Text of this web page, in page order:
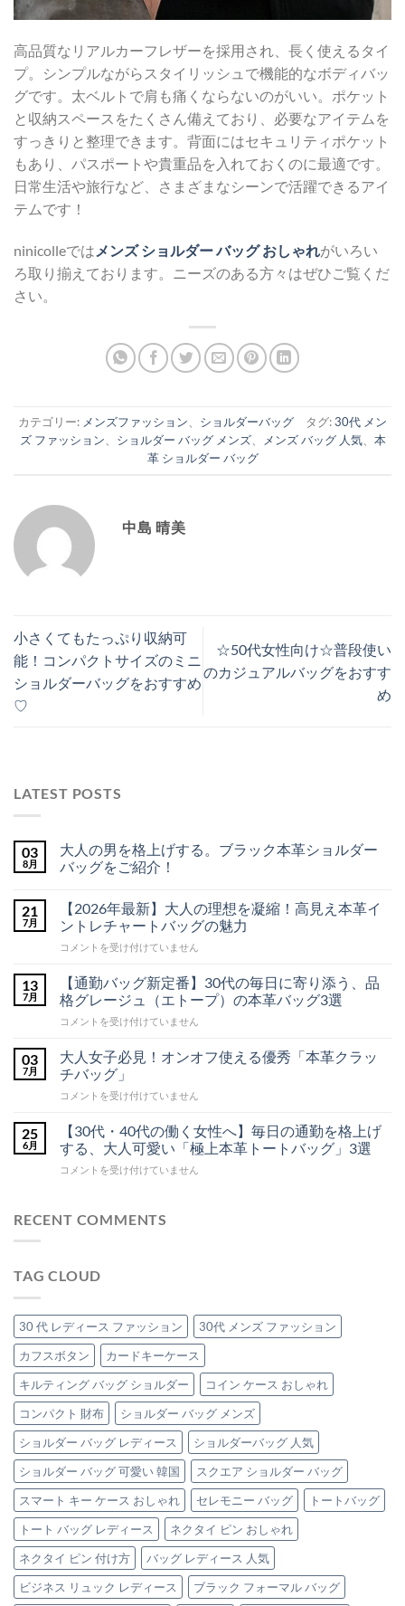
高品質なリアルカーフレザーを採用され、長く使えるタイ
プ。シンプルながらスタイリッシュで機能的なボディバッ
グです。太ベルトで肩も痛くならないのがいい。ポケット
と収納スペースをたくさん備えており、必要なアイテムを
すっきりと整理できます。背面にはセキュリティポケット
もあり、パスポートや貴重品を入れておくのに最適です。
日常生活や旅行など、さまざまなシーンで活躍できるアイ
テムです！
ninicolleでは メンズ ショルダー バッグ おしゃれがいろい
ろ取り揃えております。ニーズのある方々はぜひご覧くだ
さい。
カテゴリー: メンズファッション ショルダーバッグ タグ:30代 メン
ズ ファッション
ショルダー バッグ メンズ、 メンズ バッグ 人気、 本
革 ショルダー バッグ
中島 晴美
小さくてもたっぷり収納可
能！コンパクトサイズのミニ
ショルダーバッグをおすすめ
♡
☆50代女性向け☆普段使い
のカジュアルバッグをおすす
め
LATEST POSTS
03
8月
大人の男を格上げする。ブラック本革ショルダー
バッグをご紹介！
男
を
格
上
る。
ブ
ッ
本
革
シ
ョ
ル
ッ
グ
を
ご
へ
の
ト
は
ま
だ
ま
せ
21
7月
【2026年最新】大人の理想を凝縮！高見え本革イ
ントレチャートバッグの魅力
【2026
新】
大
人
理
想
を
凝
見
本
ン
チ
ャ
ト
バ
ッ
グ
の
魅
力
は
コメントを受け付けていません
13
7月
【通勤バッグ新定番】30代の毎日に寄り添う、品
格グレージュ（エトープ）の本革バッグ3選
【通
バ
ッ
グ
新
番】
30
代
の
に
う、
格
グ
レ
ー
ジ
ュ
（エ
ト
ー
プ）
の
本
革
バ
ッ
グ
3
選
は
コメントを受け付けていません
03
7月
大人女子必見！オンオフ使える優秀「本革クラッ
チバッグ」
大
子
必
見！
オ
る
「本
革
ク
ラ
ッ
チ
バ
ッ
グ」
は
コメントを受け付けていません
25
6月
【30代・40代の働く女性へ】毎日の通勤を格上げ
する、大人可愛い「極上本革トートバッグ」3選
【30
代
女
毎
日
の
通
勤
を
格
上
げ
す
る、
大
人
可
愛
い
「極
上
本
コメントを受け付けていません
RECENT COMMENTS
TAG CLOUD
30 代 レディース ファッション
30代 メンズ ファッション
カフスボタン
カードキーケース
キルティング バッグ ショルダー
コイン ケース おしゃれ
コンパクト 財布
ショルダー バッグ メンズ
ショルダー バッグ レディース
ショルダーバッグ 人気
ショルダー バッグ 可愛い 韓国
スクエア ショルダー バッグ
スマート キー ケース おしゃれ
セレモニー バッグ
トートバッグ
トート バッグ レディース
ネクタイ ピン おしゃれ
ネクタイ ピン 付け方
バッグ レディース 人気
ビジネス リュック レディース
ブラック フォーマル バッグ